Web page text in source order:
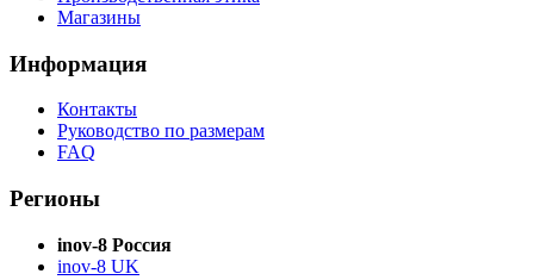
Магазины
Информация
Контакты
Руководство по размерам
FAQ
Регионы
inov-8 Россия
inov-8 UK